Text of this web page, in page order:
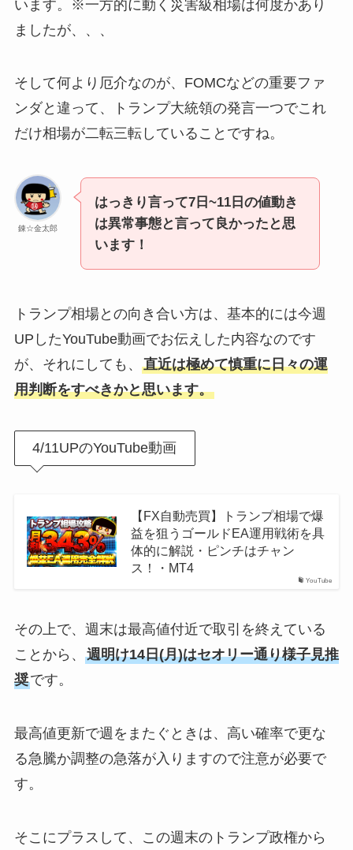
います。※一方的に動く災害級相場は何度かあり
ましたが、、、
そして何より厄介なのが、FOMCなどの重要ファ
ンダと違って、トランプ大統領の発言一つでこれ
だけ相場が二転三転していることですね。
錬☆金太郎
はっきり言って7日~11日の値動き
は異常事態と言って良かったと思
います！
トランプ相場との向き合い方は、基本的には今週
UPしたYouTube動画でお伝えした内容なのです
が、それにしても、 直近は極めて慎重に日々の運
用判断をすべきかと思います。
4/11UPのYouTube動画
YouTube
【FX自動売買】トランプ相場で爆
益を狙うゴールドEA運用戦術を具
体的に解説・ピンチはチャン
ス！・MT4
その上で、週末は最高値付近で取引を終えている
ことから、 週明け14日(月)はセオリー通り様子見推
奨です。
最高値更新で週をまたぐときは、高い確率で更な
る急騰か調整の急落が入りますので注意が必要で
す。
そこにプラスして、この週末のトランプ政権から